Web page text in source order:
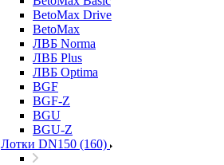
BetoMax Drive
BetoMax
ЛВБ Norma
ЛВБ Plus
ЛВБ Optima
BGF
BGF-Z
BGU
BGU-Z
Лотки DN150 (160)